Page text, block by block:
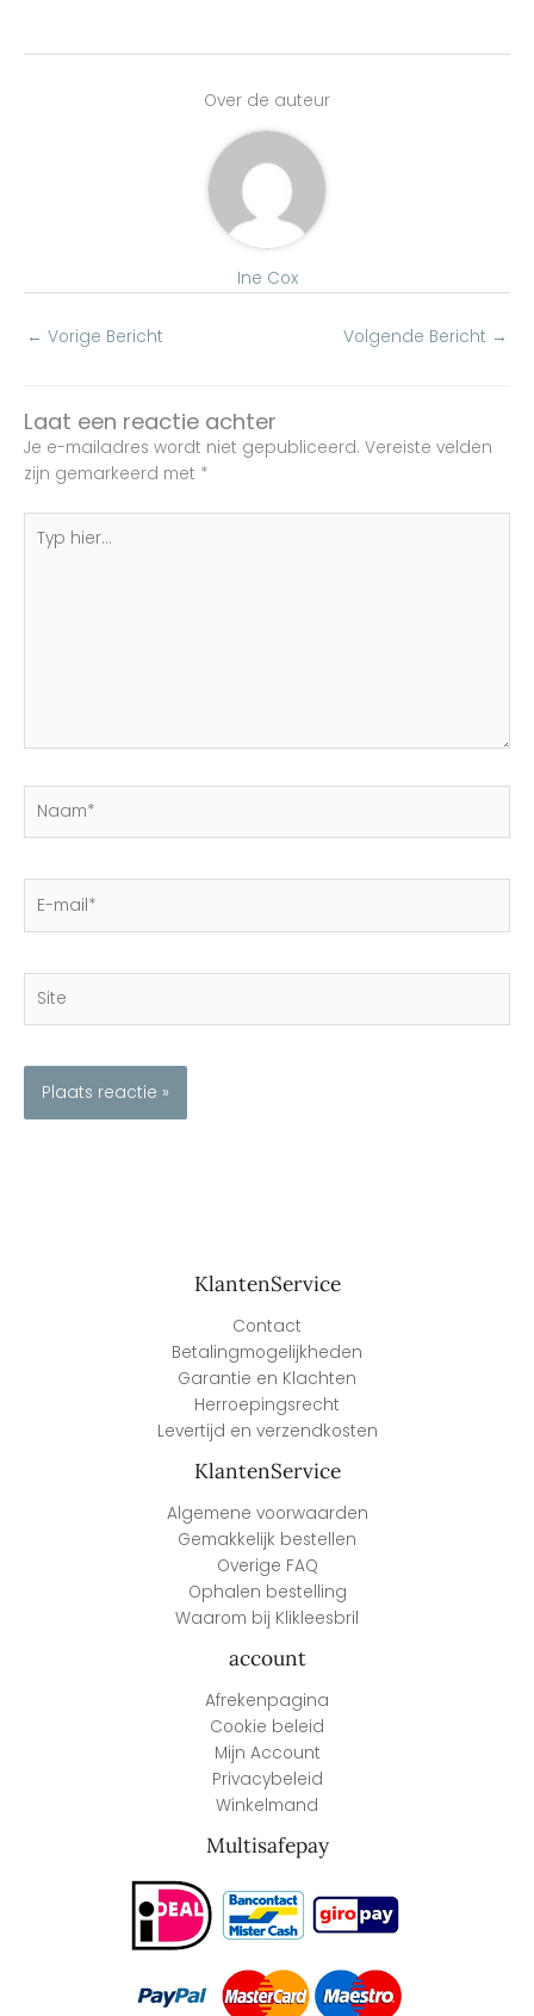
Over de auteur
Ine Cox
← Vorige Bericht Volgende Bericht →
Laat een reactie achter
Je e-mailadres wordt niet gepubliceerd. Vereiste velden
zijn gemarkeerd met *
hier...
mail*
KlantenService
Contact
Betalingmogelijkheden
Garantie en Klachten
Herroepingsrecht
Levertijd en verzendkosten
KlantenService
Algemene voorwaarden
Gemakkelijk bestellen
Overige FAQ
Ophalen bestelling
Waarom bij Klikleesbril
account
Afrekenpagina
Cookie beleid
Mijn Account
Privacybeleid
Winkelmand
Multisafepay